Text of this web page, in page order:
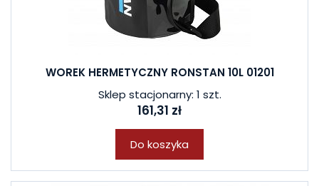
WOREK HERMETYCZNY RONSTAN 10L 01201
Sklep stacjonarny: 1 szt.
161,31 zł
Do koszyka